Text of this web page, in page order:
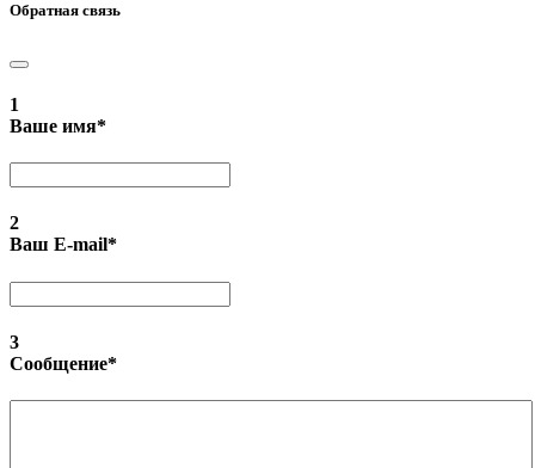
Обратная связь
1
Ваше имя*
2
Ваш E-mail*
3
Сообщение*